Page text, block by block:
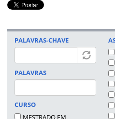
PALAVRAS-CHAVE
PALAVRAS
CURSO
MESTRADO EM